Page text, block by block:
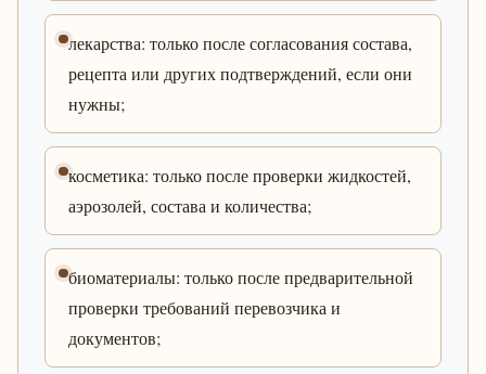
лекарства: только после согласования состава,
рецепта или других подтверждений, если они
нужны;
косметика: только после проверки жидкостей,
аэрозолей, состава и количества;
биоматериалы: только после предварительной
проверки требований перевозчика и
документов;